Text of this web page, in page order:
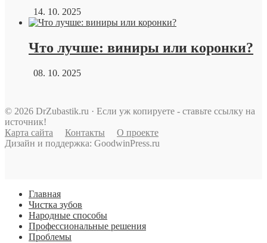
14. 10. 2025
Что лучше: виниры или коронки?
08. 10. 2025
© 2026 DrZubastik.ru · Если уж копируете - ставьте ссылку на
источник!
Карта сайта
Контакты
О проекте
Дизайн и поддержка: GoodwinPress.ru
Главная
Чистка зубов
Народные способы
Профессиональные решения
Проблемы